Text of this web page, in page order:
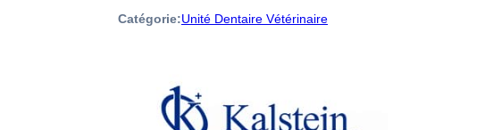
Catégorie:Unité Dentaire Vétérinaire